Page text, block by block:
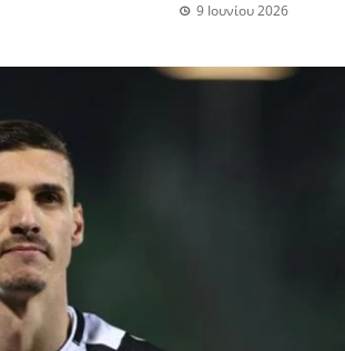
9 Ιουνίου 2026